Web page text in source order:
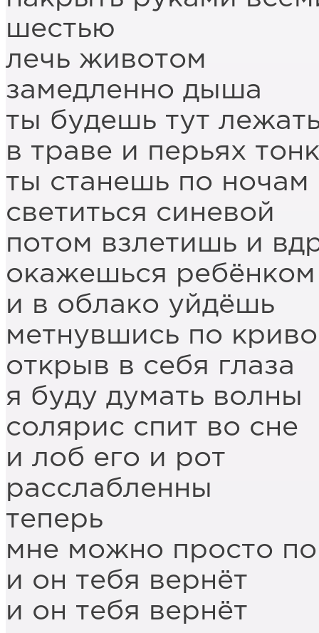
шестью
лечь животом
замедленно дыша
ты будешь тут
в траве и перьях
ты станешь по ночам
светиться синевой
потом взлетишь и
окажешься ребёнком
и в облако уйдёшь
метнувшись по
открыв в себя глаза
я буду думать волны
солярис спит во сне
и лоб его и рот
расслабленны
теперь
мне можно просто
и он тебя вернёт
и он тебя вернёт